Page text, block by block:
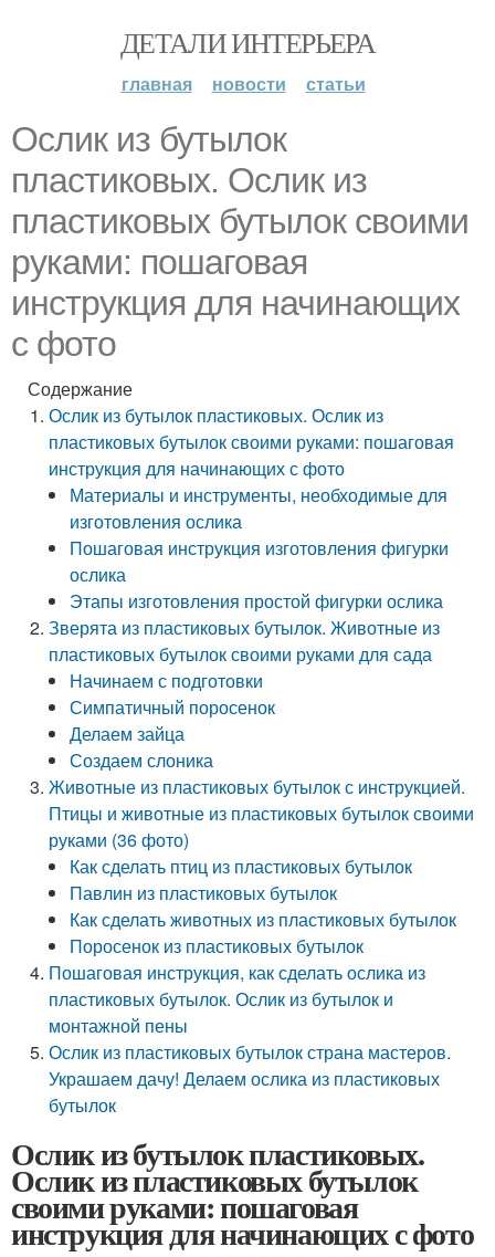
ДЕТАЛИ ИНТЕРЬЕРА
главная новости статьи
Ослик из бутылок
пластиковых. Ослик из
пластиковых бутылок своими
руками: пошаговая
инструкция для начинающих
с фото
Содержание
Ослик из бутылок пластиковых. Ослик из
пластиковых бутылок своими руками: пошаговая
инструкция для начинающих с фото
Материалы и инструменты, необходимые для
изготовления ослика
Пошаговая инструкция изготовления фигурки
ослика
Этапы изготовления простой фигурки ослика
Зверята из пластиковых бутылок. Животные из
пластиковых бутылок своими руками для сада
Начинаем с подготовки
Симпатичный поросенок
Делаем зайца
Создаем слоника
Животные из пластиковых бутылок с инструкцией.
Птицы и животные из пластиковых бутылок своими
руками (36 фото)
Как сделать птиц из пластиковых бутылок
Павлин из пластиковых бутылок
Как сделать животных из пластиковых бутылок
Поросенок из пластиковых бутылок
Пошаговая инструкция, как сделать ослика из
пластиковых бутылок. Ослик из бутылок и
монтажной пены
Ослик из пластиковых бутылок страна мастеров.
Украшаем дачу! Делаем ослика из пластиковых
бутылок
Ослик из бутылок пластиковых.
Ослик из пластиковых бутылок
своими руками: пошаговая
инструкция для начинающих с фото